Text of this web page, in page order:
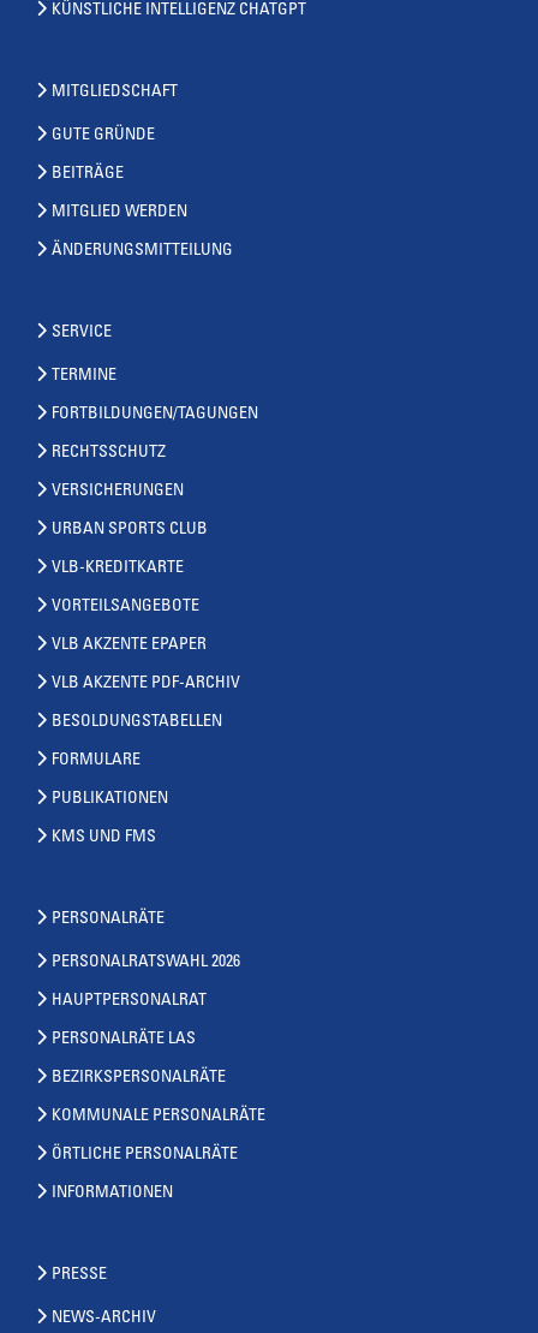
KÜNSTLICHE INTELLIGENZ CHATGPT
MITGLIEDSCHAFT
GUTE GRÜNDE
BEITRÄGE
MITGLIED WERDEN
ÄNDERUNGSMITTEILUNG
SERVICE
TERMINE
FORTBILDUNGEN/TAGUNGEN
RECHTSSCHUTZ
VERSICHERUNGEN
URBAN SPORTS CLUB
VLB-KREDITKARTE
VORTEILSANGEBOTE
VLB AKZENTE EPAPER
VLB AKZENTE PDF-ARCHIV
BESOLDUNGSTABELLEN
FORMULARE
PUBLIKATIONEN
KMS UND FMS
PERSONALRÄTE
PERSONALRATSWAHL 2026
HAUPTPERSONALRAT
PERSONALRÄTE LAS
BEZIRKSPERSONALRÄTE
KOMMUNALE PERSONALRÄTE
ÖRTLICHE PERSONALRÄTE
INFORMATIONEN
PRESSE
NEWS-ARCHIV